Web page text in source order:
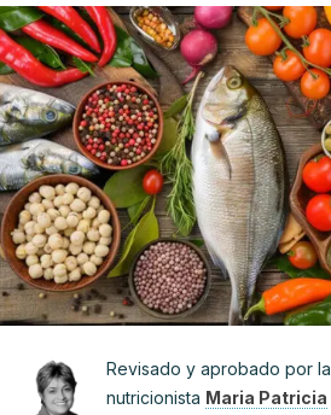
Revisado y aprobado por la
nutricionista Maria Patricia